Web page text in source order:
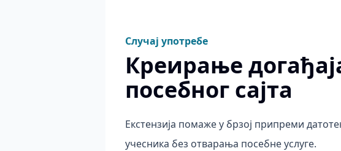
Случај употребе
Креирање
посебног сајта
Екстензија помаже у брзој припреми
учесника без отварања посебне услуге.